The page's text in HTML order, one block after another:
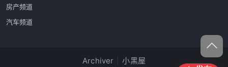
房产频道
汽车频道
Archiver 小黑屋